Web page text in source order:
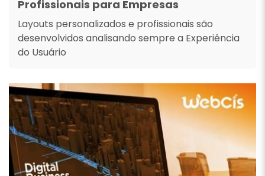
Profissionais para Empresas
Layouts personalizados e profissionais são
desenvolvidos analisando sempre a Experiência
do Usuário